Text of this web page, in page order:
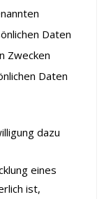
Daten
Zwecken
Daten
dazu
eines
ist,